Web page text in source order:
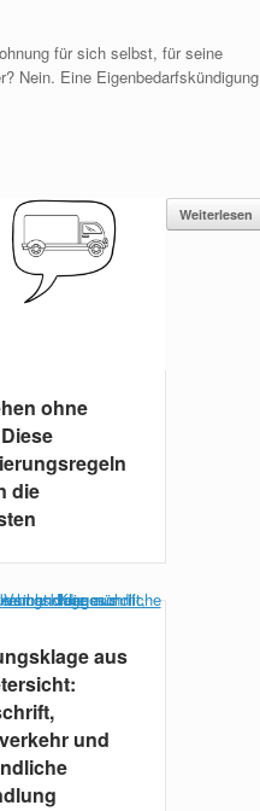
für sich selbst, für seine
Nein. Eine Eigenbedarfskündigung
Weiterlesen
ohne
die
aus
und